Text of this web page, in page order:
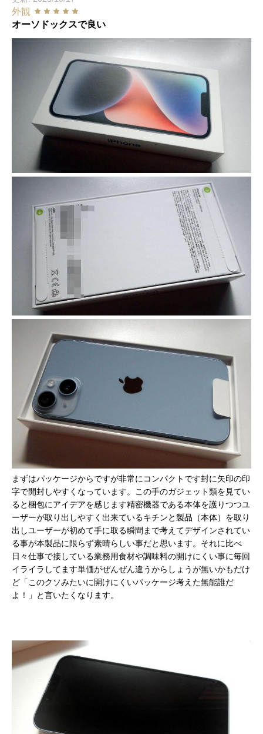
外観
オーソドックスで良い
まずはパッケージからですが非常にコンパクトです封に矢印の印
字で開封しやすくなっています。この手のガジェット類を見てい
ると梱包にアイデアを感じます精密機器である本体を護りつつユ
ーザーが取り出しやすく出来ているキチンと製品（本体）を取り
出しユーザーが初めて手に取る瞬間まで考えてデザインされてい
る事が本製品に限らず素晴らしい事だと思います。それに比べ
日々仕事で接している業務用食材や調味料の開けにくい事に毎回
イライラしてます単価がぜんぜん違うからしょうが無いかもだけ
ど「このクソみたいに開けにくいパッケージ考えた無能誰だ
よ！」と言いたくなります。